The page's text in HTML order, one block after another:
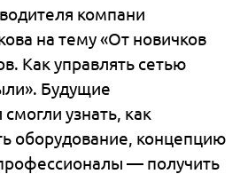
компани
на тему «От новичков
Как управлять сетью
Будущие
узнать, как
оборудование, концепцию
— получить